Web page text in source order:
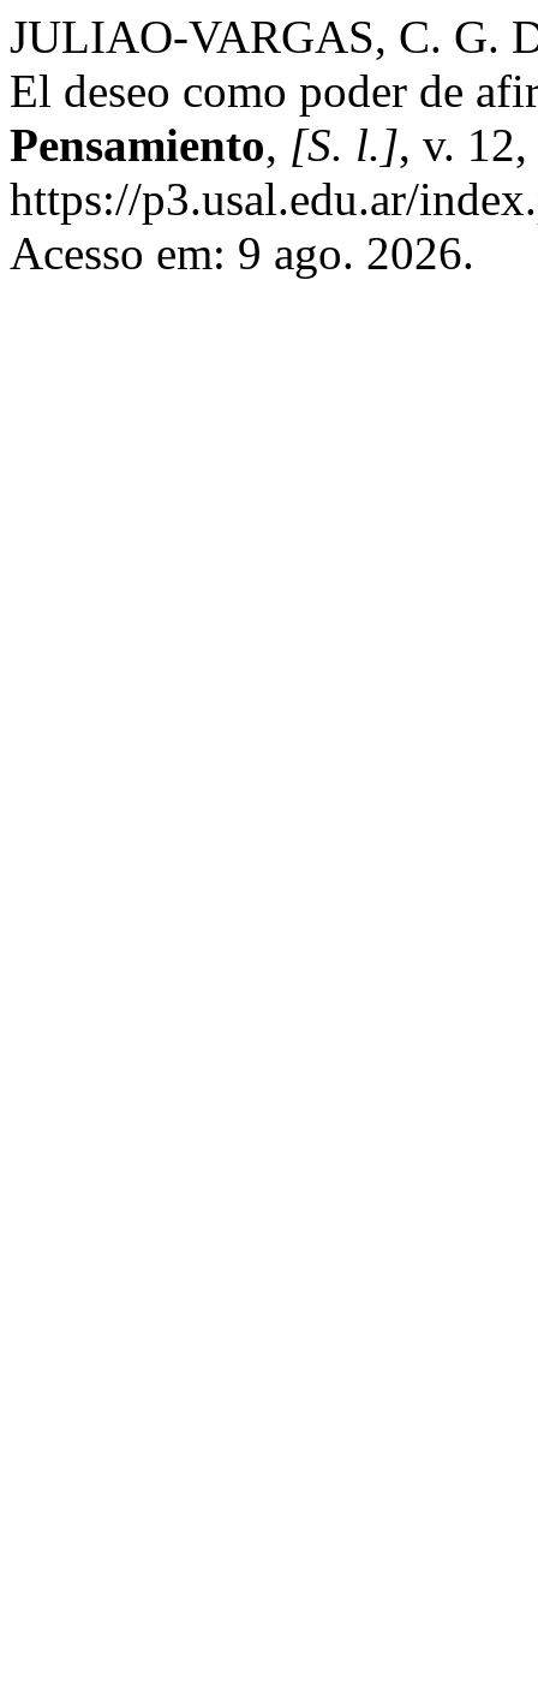
JULIAO-VARGAS, C. G.
El deseo como poder de
Pensamiento, [S. l.], v.
https://p3.usal.edu.ar/
Acesso em: 9 ago. 2026.